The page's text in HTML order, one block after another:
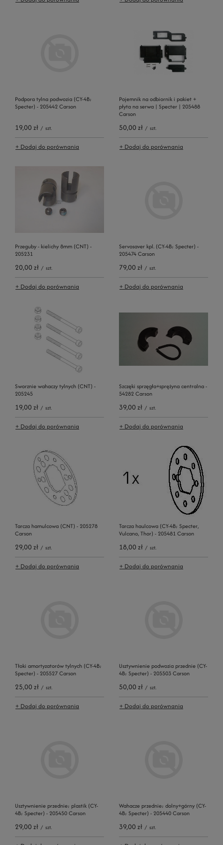
Podpora tylna podwozia (CY-4B;
Specter) - 205442 Carson
19,00 zł / szt.
+ Dodaj do porównania
Pojemnik na odbiornik i pakiet +
płyta na serwa | Specter | 205488
Carson
50,00 zł / szt.
+ Dodaj do porównania
Przeguby - kielichy 8mm (CNT) -
205231
20,00 zł / szt.
+ Dodaj do porównania
Servosaver kpl. (CY-4B; Specter) -
205474 Carson
79,00 zł / szt.
+ Dodaj do porównania
Sworznie wahaczy tylnych (CNT) -
205245
19,00 zł / szt.
+ Dodaj do porównania
Szczęki sprzęgła+sprężyna centralna -
54282 Carson
39,00 zł / szt.
+ Dodaj do porównania
Tarcza hamulcowa (CNT) - 205278
Carson
29,00 zł / szt.
+ Dodaj do porównania
Tarcza haulcowa (CY-4B; Specter,
Vulcano, Thor) - 205481 Carson
18,00 zł / szt.
+ Dodaj do porównania
Tłoki amortyzatorów tylnych (CY-4B;
Specter) - 205527 Carson
25,00 zł / szt.
+ Dodaj do porównania
Usztywnienie podwozia przednie (CY-
4B; Specter) - 205503 Carson
50,00 zł / szt.
+ Dodaj do porównania
Usztywnienie przednie; plastik (CY-
4B; Specter) - 205450 Carson
29,00 zł / szt.
Wahacze przednie; dolny+górny (CY-
4B; Specter) - 205440 Carson
39,00 zł / szt.